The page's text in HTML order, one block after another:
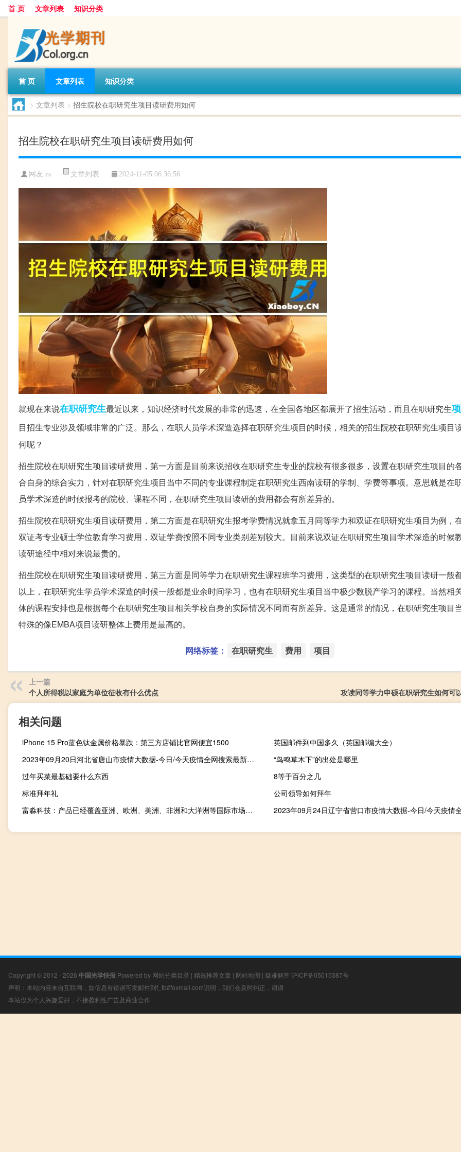
首 页 文章列表 知识分类
首 页 文章列表 知识分类
> 文章列表 > 招生院校在职研究生项目读研费用如何
招生院校在职研究生项目读研费用如何
网友:zs 文章列表 2024-11-05 06:36:56
就现在来说在职研究生最近以来，知识经济时代发展的非常的迅速，在全国各地区都展开了招生活动，而且在职研究生
目招生专业涉及领域非常的广泛。那么，在职人员学术深造选择在职研究生项目的时候，相关的招生院校在职研究生项目
何呢？
招生院校在职研究生项目读研费用，第一方面是目前来说招收在职研究生专业的院校有很多很多，设置在职研究生项目的
合自身的综合实力，针对在职研究生项目当中不同的专业课程制定在职研究生西南读研的学制、学费等事项。意思就是在
员学术深造的时候报考的院校、课程不同，在职研究生项目读研的费用都会有所差异的。
招生院校在职研究生项目读研费用，第二方面是在职研究生报考学费情况就拿五月同等学力和双证在职研究生项目为例，
双证考专业硕士学位教育学习费用，双证学费按照不同专业类别差别较大。目前来说双证在职研究生项目学术深造的时候
读研途径中相对来说最贵的。
招生院校在职研究生项目读研费用，第三方面是同等学力在职研究生课程班学习费用，这类型的在职研究生项目读研一般
以上，在职研究生学员学术深造的时候一般都是业余时间学习，也有在职研究生项目当中极少数脱产学习的课程。当然相
体的课程安排也是根据每个在职研究生项目相关学校自身的实际情况不同而有所差异。这是通常的情况，在职研究生项目
特殊的像EMBA项目读研整体上费用是最高的。
网络标签： 在职研究生 费用 项目
上一篇
个人所得税以家庭为单位征收有什么优点
攻读同等学力申硕在职研究生如何可
相关问题
iPhone 15 Pro蓝色钛金属价格暴跌：第三方店铺比官网便宜1500
英国邮件到中国多久（英国邮编大全）
2023年09月20日河北省唐山市疫情大数据-今日/今天疫情全网搜索最新实时消息动态情况通知播报
“鸟鸣草木下”的出处是哪里
过年买菜最基础要什么东西
8等于百分之几
标准拜年礼
公司领导如何拜年
富淼科技：产品已经覆盖亚洲、欧洲、美洲、非洲和大洋洲等国际市场并在部分国家实现跨境人民币结算
Copyright © 2012 - 2026 中国光学快报 Powered by 网站分类目录 | 精选推荐文章 | 网站地图 | 疑难解答 沪ICP备05015387号
声明：本站内容来自互联网，如信息有错误可发邮件到f_fb#foxmail.com说明，我们会及时纠正，谢谢
本站仅为个人兴趣爱好，不接盈利性广告及商业合作